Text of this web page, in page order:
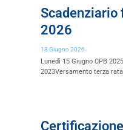
Scadenziario
2026
18 Giugno 2026
Lunedì 15 Giugno CPB
2023Versamento terza rata